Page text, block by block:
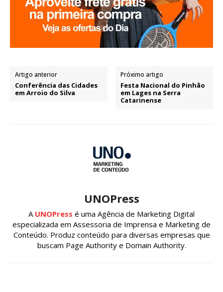
Artigo anterior
Conferência das Cidades
em Arroio do Silva
Próximo artigo
Festa Nacional do Pinhão
em Lages na Serra
Catarinense
UNOPress
A UNOPress é uma Agência de Marketing Digital
especializada em Assessoria de Imprensa e Marketing de
Conteúdo. Produz conteúdo para diversas empresas que
buscam Page Authority e Domain Authority.